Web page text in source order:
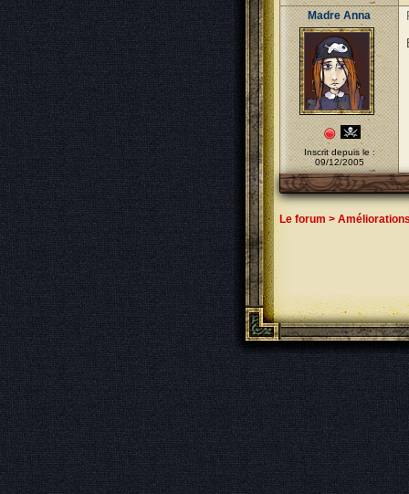
Madre Anna
Inscrit depuis le :
09/12/2005
Le forum >